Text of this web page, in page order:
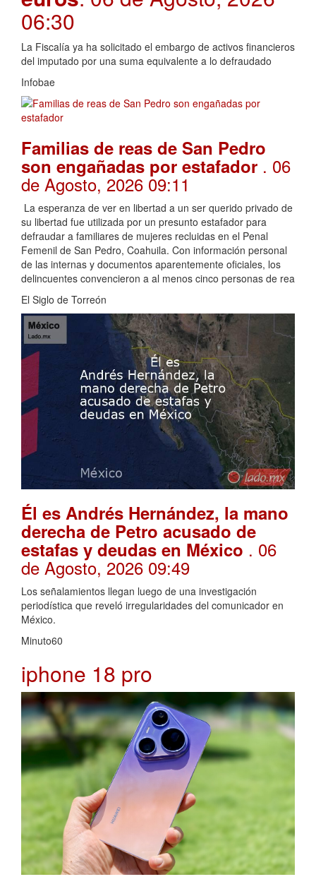
06:30
La Fiscalía ya ha solicitado el embargo de activos financieros
del imputado por una suma equivalente a lo defraudado
Infobae
Familias de reas de San Pedro
son engañadas por estafador . 06
de Agosto, 2026 09:11
La esperanza de ver en libertad a un ser querido privado de
su libertad fue utilizada por un presunto estafador para
defraudar a familiares de mujeres recluidas en el Penal
Femenil de San Pedro, Coahuila. Con información personal
de las internas y documentos aparentemente oficiales, los
delincuentes convencieron a al menos cinco personas de rea
El Siglo de Torreón
Él es Andrés Hernández, la mano
derecha de Petro acusado de
estafas y deudas en México . 06
de Agosto, 2026 09:49
Los señalamientos llegan luego de una investigación
periodística que reveló irregularidades del comunicador en
México.
Minuto60
iphone 18 pro